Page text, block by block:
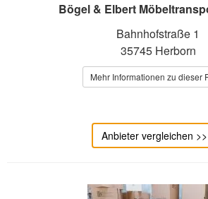
Bögel & Elbert
Bahnhofstraße 1
35745 Herborn
Mehr Informationen zu dieser
Anbieter vergleichen >>